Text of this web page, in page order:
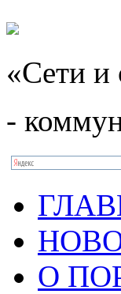
«Сети и
-
О